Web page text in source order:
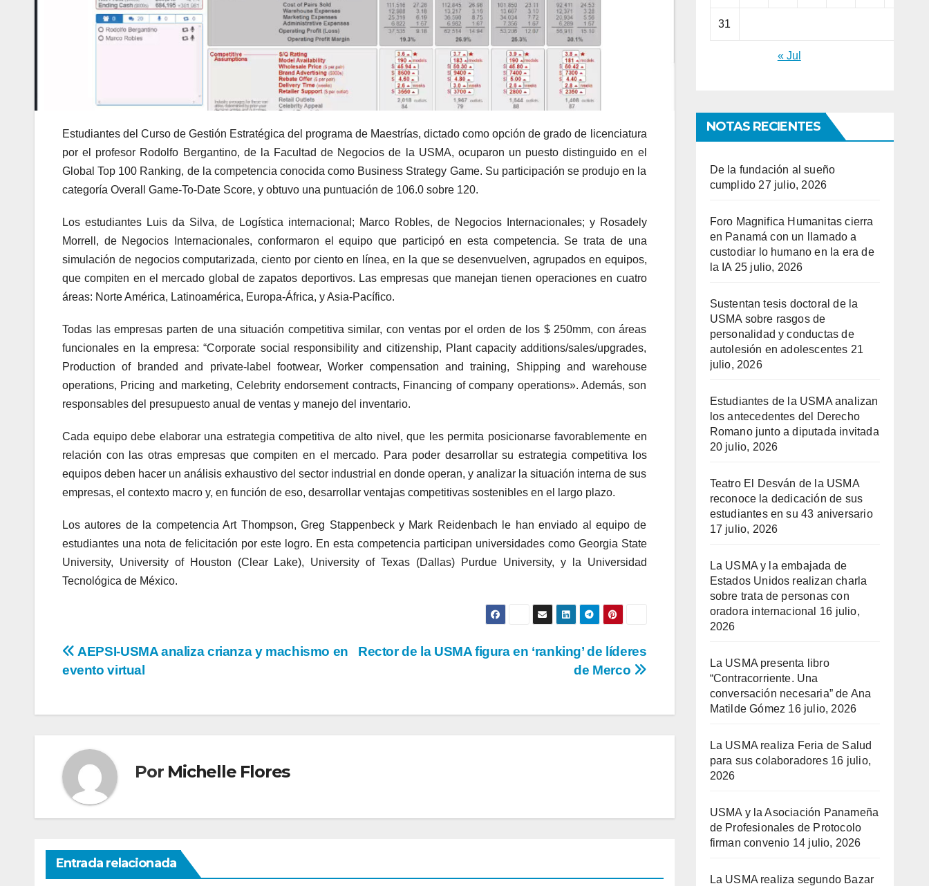
Estudiantes del Curso de Gestión Estratégica del programa de Maestrías, dictado como opción de grado de licenciatura
por el profesor Rodolfo Bergantino, de la Facultad de Negocios de la USMA, ocuparon un puesto distinguido en el
Global Top 100 Ranking, de la competencia conocida como Business Strategy Game. Su participación se produjo en la
categoría Overall Game-To-Date Score, y obtuvo una puntuación de 106.0 sobre 120.
Los estudiantes Luis da Silva, de Logística internacional; Marco Robles, de Negocios Internacionales; y Rosadely
Morrell, de Negocios Internacionales, conformaron el equipo que participó en esta competencia. Se trata de una
simulación de negocios computarizada, ciento por ciento en línea, en la que se desenvuelven, agrupados en equipos,
que compiten en el mercado global de zapatos deportivos. Las empresas que manejan tienen operaciones en cuatro
áreas: Norte América, Latinoamérica, Europa-África, y Asia-Pacífico.
Todas las empresas parten de una situación competitiva similar, con ventas por el orden de los $ 250mm, con áreas
funcionales en la empresa: “Corporate social responsibility and citizenship, Plant capacity additions/sales/upgrades,
Production of branded and private-label footwear, Worker compensation and training, Shipping and warehouse
operations, Pricing and marketing, Celebrity endorsement contracts, Financing of company operations». Además, son
responsables del presupuesto anual de ventas y manejo del inventario.
Cada equipo debe elaborar una estrategia competitiva de alto nivel, que les permita posicionarse favorablemente en
relación con las otras empresas que compiten en el mercado. Para poder desarrollar su estrategia competitiva los
equipos deben hacer un análisis exhaustivo del sector industrial en donde operan, y analizar la situación interna de sus
empresas, el contexto macro y, en función de eso, desarrollar ventajas competitivas sostenibles en el largo plazo.
Los autores de la competencia Art Thompson, Greg Stappenbeck y Mark Reidenbach le han enviado al equipo de
estudiantes una nota de felicitación por este logro. En esta competencia participan universidades como Georgia State
University, University of Houston (Clear Lake), University of Texas (Dallas) Purdue University, y la Universidad
Tecnológica de México.
Rector de la USMA figura en ‘ranking’ de líderes
de Merco
AEPSI-USMA analiza crianza y machismo en
evento virtual
Por Michelle Flores
Entrada relacionada
31
« Jul
NOTAS RECIENTES
De la fundación al sueño
cumplido 27 julio, 2026
Foro Magnifica Humanitas cierra
en Panamá con un llamado a
custodiar lo humano en la era de
la IA 25 julio, 2026
Sustentan tesis doctoral de la
USMA sobre rasgos de
personalidad y conductas de
autolesión en adolescentes 21
julio, 2026
Estudiantes de la USMA analizan
los antecedentes del Derecho
Romano junto a diputada invitada
20 julio, 2026
Teatro El Desván de la USMA
reconoce la dedicación de sus
estudiantes en su 43 aniversario
17 julio, 2026
La USMA y la embajada de
Estados Unidos realizan charla
sobre trata de personas con
oradora internacional
16 julio,
2026
La USMA presenta libro
“Contracorriente. Una
conversación necesaria” de Ana
Matilde Gómez 16 julio, 2026
La USMA realiza Feria de Salud
para sus colaboradores 16 julio,
2026
USMA y la Asociación Panameña
de Profesionales de Protocolo
firman convenio 14 julio, 2026
La USMA realiza segundo Bazar